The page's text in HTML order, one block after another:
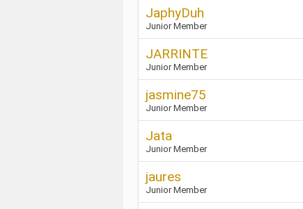
JaphyDuh
Junior Member
JARRINTE
Junior Member
jasmine75
Junior Member
Jata
Junior Member
jaures
Junior Member